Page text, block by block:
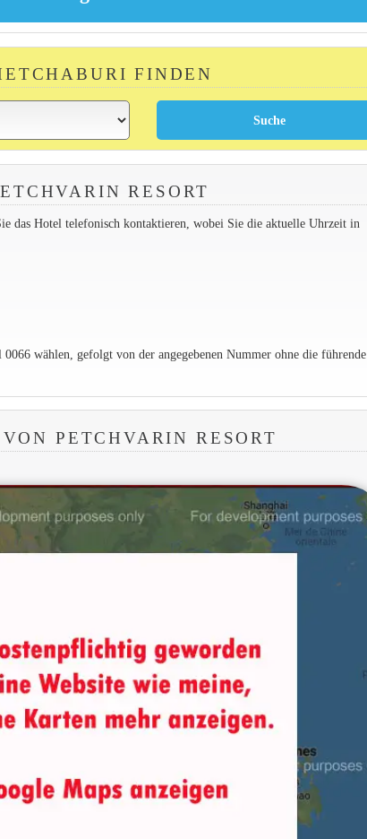
FINDEN
RESORT
das Hotel telefonisch kontaktieren, wobei Sie die aktuelle Uhrzeit in
wählen, gefolgt von der angegebenen Nummer ohne die führende
PETCHVARIN RESORT